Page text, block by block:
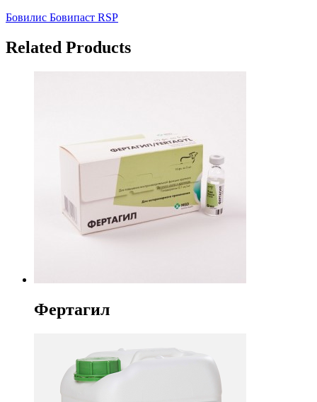
Бовилис Бовипаст RSP
Related Products
Фертагил